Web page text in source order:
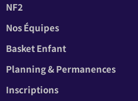
NF2
Nos Équipes
Basket Enfant
Planning & Permanences
Inscriptions